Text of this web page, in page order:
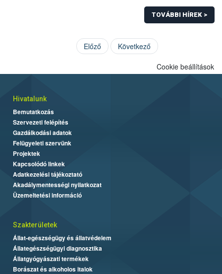
TOVÁBBI HÍREK >
Előző Következő
Cookie beállítások
Hivatalunk
Bemutatkozás
Szervezeti felépítés
Gazdálkodási adatok
Felügyeleti szervünk
Projektek
Kapcsolódó linkek
Adatkezelési tájékoztató
Akadálymentességi nyilatkozat
Üzemeltetési információ
Szakterületek
Állat-egészségügy és állatvédelem
Állategészségügyi diagnosztika
Állatgyógyászati termékek
Borászat és alkoholos italok